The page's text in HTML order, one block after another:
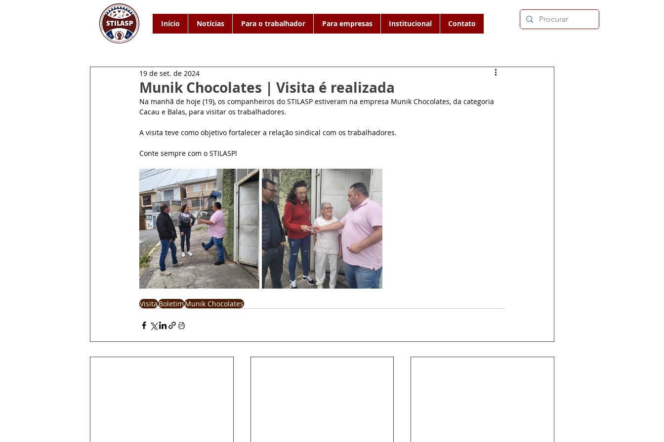
Início Notícias Para o trabalhador Para empresas Institucional Contato
Munik Chocolates | Visita é realizada
19 de set. de 2024
Na manhã de hoje (19), os companheiros do STILASP estiveram na empresa Munik Chocolates, da categoria
Cacau e Balas, para visitar os trabalhadores.
A visita teve como objetivo fortalecer a relação sindical com os trabalhadores.
Conte sempre com o STILASP!
VisitaBoletimMunik Chocolates